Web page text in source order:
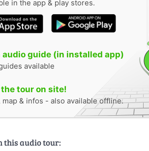
in the app & play stores.
audio guide (in installed app)
available
tour on site!
map & infos - also available offline.
this audio tour: